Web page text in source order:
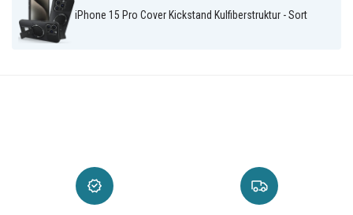
iPhone 15 Pro Cover Kickstand Kulfiberstruktur - Sort